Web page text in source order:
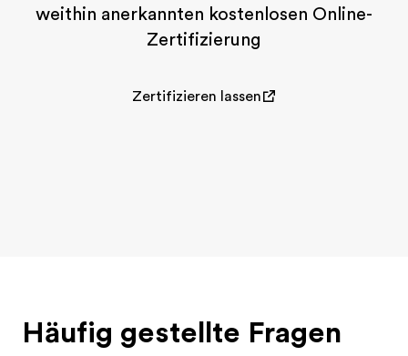
weithin anerkannten kostenlosen Online-
Zertifizierung
Zertifizieren lassen
Häufig gestellte Fragen